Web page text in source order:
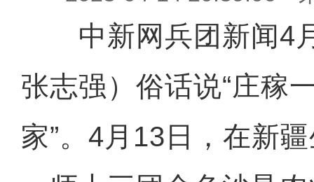
中新网兵团新闻4
张志强）俗话说“庄稼
家”。4月13日，在新